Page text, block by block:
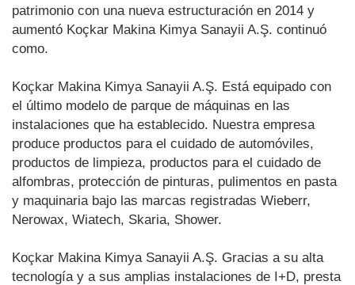
patrimonio con una nueva estructuración en 2014 y
aumentó Koçkar Makina Kimya Sanayii A.Ş. continuó
como.
Koçkar Makina Kimya Sanayii A.Ş. Está equipado con
el último modelo de parque de máquinas en las
instalaciones que ha establecido. Nuestra empresa
produce productos para el cuidado de automóviles,
productos de limpieza, productos para el cuidado de
alfombras, protección de pinturas, pulimentos en pasta
y maquinaria bajo las marcas registradas Wieberr,
Nerowax, Wiatech, Skaria, Shower.
Koçkar Makina Kimya Sanayii A.Ş. Gracias a su alta
tecnología y a sus amplias instalaciones de I+D, presta